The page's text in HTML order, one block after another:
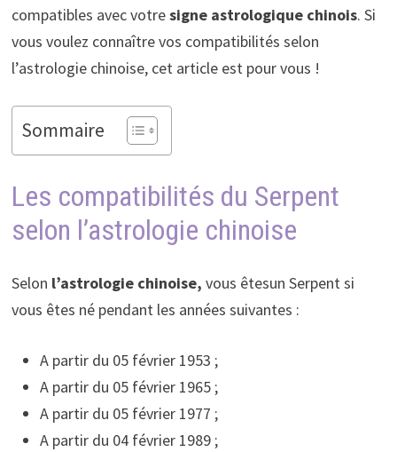
compatibles avec votresigne astrologique chinois. Si
vous voulez connaître vos compatibilités selon
l’astrologie chinoise, cet article est pour vous !
Sommaire
Les compatibilités du Serpent
selon l’astrologie chinoise
Selon l’astrologie chinoise, vous êtesun Serpent si
vous êtes né pendant les années suivantes :
A partir du 05 février 1953 ;
A partir du 05 février 1965 ;
A partir du 05 février 1977 ;
A partir du 04 février 1989 ;